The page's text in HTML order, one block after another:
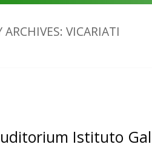
ARCHIVES: VICARIATI
Istituto